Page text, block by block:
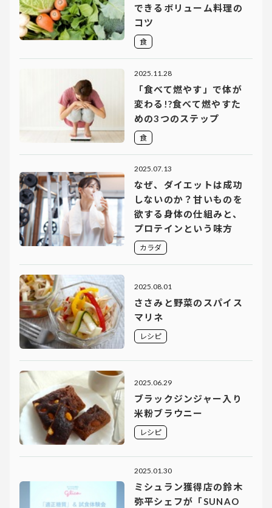
できるボリューム料理の
コツ
食
2025.11.28
「食べて燃やす」で体が
変わる!?食べて燃やすた
めの3つのステップ
食
2025.07.13
なぜ、ダイエットは成功
しないのか？甘いものを
欲する身体の仕組みと、
プロテインという味方
カラダ
2025.08.01
ささみと野菜のスパイス
マリネ
レシピ
2025.06.29
ブラックジンジャー入り
米粉ブラウニー
レシピ
2025.01.30
ミシュラン獲得店の鈴木
弥平シェフが「SUNAO